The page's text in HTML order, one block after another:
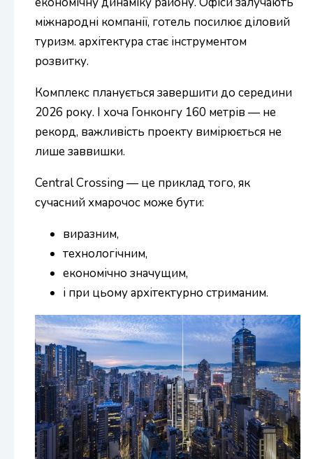
міжнародні компанії, готель посилює діловий
туризм. архітектура стає інструментом
розвитку.
Комплекс планується завершити до середини
2026 року. І хоча Гонконгу 160 метрів — не
рекорд, важливість проекту вимірюється не
лише заввишки.
Central Crossing — це приклад того, як
сучасний хмарочос може бути:
виразним,
технологічним,
економічно значущим,
і при цьому архітектурно стриманим.